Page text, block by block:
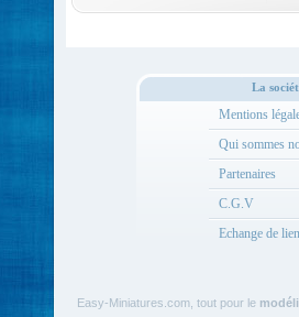
La
Mentions
Qui sommes
Partenaires
C.G.V
Echange de
Easy-Miniatures.com, tout pour le